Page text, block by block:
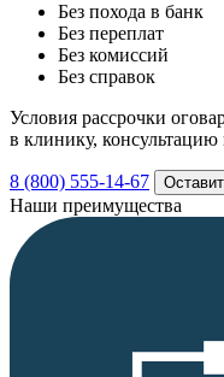
Без похода в банк
Без переплат
Без комиссий
Без справок
Условия рассрочки
в клинику,
8 (800) 555-14-67
Наши преимущества